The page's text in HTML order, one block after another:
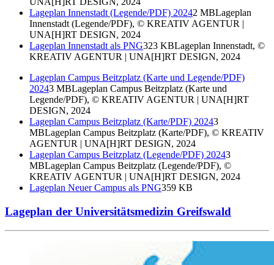
Lageplan Innenstadt (Legende/PDF) 20242 MBLageplan
Innenstadt (Legende/PDF), © KREATIV AGENTUR |
UNA[H]RT DESIGN, 2024
Lageplan Innenstadt als PNG323 KBLageplan Innenstadt, ©
KREATIV AGENTUR | UNA[H]RT DESIGN, 2024
Lageplan Campus Beitzplatz (Karte und Legende/PDF)
20243 MBLageplan Campus Beitzplatz (Karte und
Legende/PDF), © KREATIV AGENTUR | UNA[H]RT
DESIGN, 2024
Lageplan Campus Beitzplatz (Karte/PDF) 20243
MBLageplan Campus Beitzplatz (Karte/PDF), © KREATIV
AGENTUR | UNA[H]RT DESIGN, 2024
Lageplan Campus Beitzplatz (Legende/PDF) 20243
MBLageplan Campus Beitzplatz (Legende/PDF), ©
KREATIV AGENTUR | UNA[H]RT DESIGN, 2024
Lageplan Neuer Campus als PNG359 KB
Lageplan der Universitätsmedizin Greifswald